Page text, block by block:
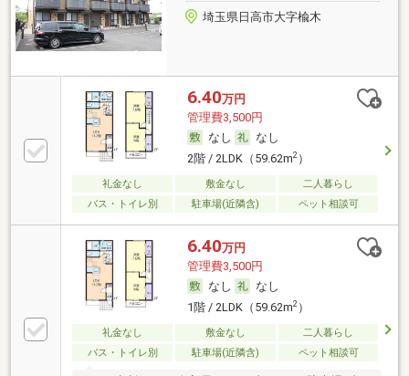
埼玉県日高市大字楡木
6.40万円
管理費3,500円
なし
なし
2階 / 2LDK（59.62m2）
礼金なし 敷金なし
二人暮らし
バス・トイレ別
駐車場(近隣含) ペット相談可
6.40万円
管理費3,500円
なし
なし
1階 / 2LDK（59.62m2）
礼金なし 敷金なし
二人暮らし
バス・トイレ別
駐車場(近隣含) ペット相談可